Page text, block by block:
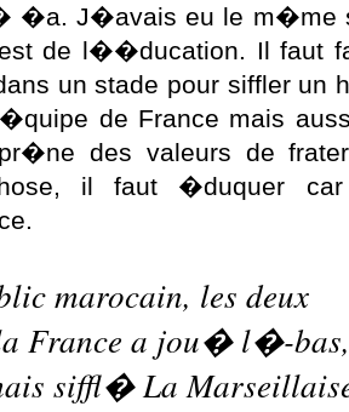
�a. J�avais eu le
de l��ducation. Il faut
un stade pour siffler un
de France mais
des valeurs de
il faut �duquer
marocain, les deux
France a jou� l�-bas,
siffl� La